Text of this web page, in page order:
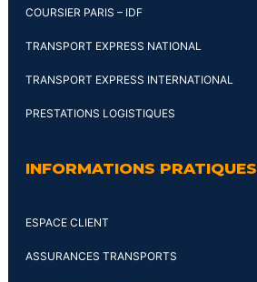
COURSIER PARIS – IDF
TRANSPORT EXPRESS NATIONAL
TRANSPORT EXPRESS INTERNATIONAL
PRESTATIONS LOGISTIQUES
INFORMATIONS PRATIQUES
ESPACE CLIENT
ASSURANCES TRANSPORTS